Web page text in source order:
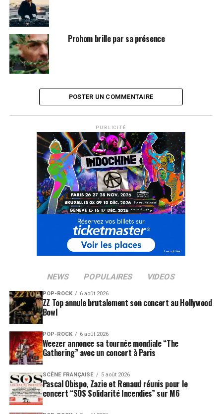
Prohom brille par sa présence
POSTER UN COMMENTAIRE
PUBLICITÉ
NEWS POPULAIRES VIDEOS
POP-ROCK 6 août 2026
ZZ Top annule brutalement son concert au Hollywood
Bowl
POP-ROCK 6 août 2026
Weezer annonce sa tournée mondiale “The
Gathering” avec un concert à Paris
SCÈNE FRANÇAISE 5 août 2026
Pascal Obispo, Zazie et Renaud réunis pour le
concert “SOS Solidarité Incendies” sur M6